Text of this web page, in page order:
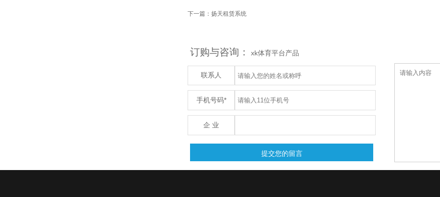
下一篇：扬天租赁系统
订购与咨询： xk体育平台产品
联系人
手机号码*
企 业
提交您的留言